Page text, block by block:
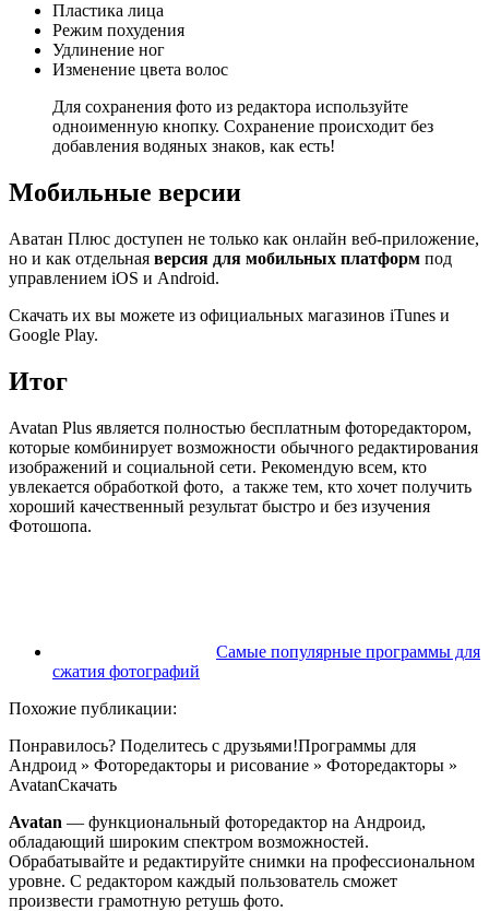
Пластика лица
Режим похудения
Удлинение ног
Изменение цвета волос
Для сохранения фото из редактора используйте
одноименную кнопку. Сохранение происходит без
добавления водяных знаков, как есть!
Мобильные версии
Аватан Плюс доступен не только как онлайн веб-приложение,
но и как отдельная версия для мобильных платформ под
управлением iOS и Android.
Скачать их вы можете из официальных магазинов iTunes и
Google Play.
Итог
Avatan Plus является полностью бесплатным фоторедактором,
которые комбинирует возможности обычного редактирования
изображений и социальной сети. Рекомендую всем, кто
увлекается обработкой фото, а также тем, кто хочет получить
хороший качественный результат быстро и без изучения
Фотошопа.
Самые популярные программы для
сжатия фотографий
Похожие публикации:
Понравилось? Поделитесь с друзьями!Программы для
Андроид » Фоторедакторы и рисование » Фоторедакторы »
AvatanСкачать
Avatan — функциональный фоторедактор на Андроид,
обладающий широким спектром возможностей.
Обрабатывайте и редактируйте снимки на профессиональном
уровне. С редактором каждый пользователь сможет
произвести грамотную ретушь фото.